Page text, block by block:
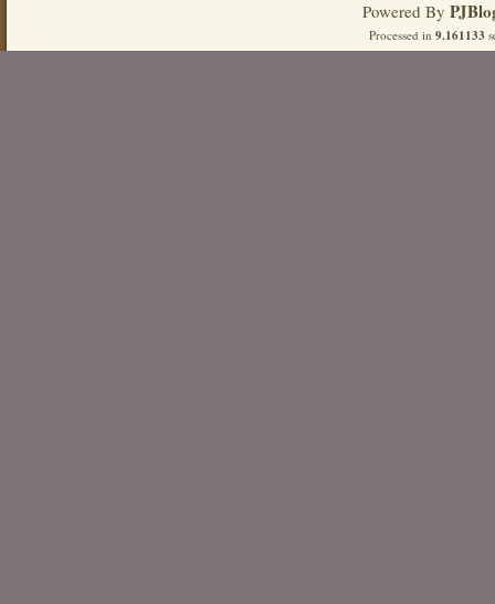
Powered By
Processed in 9.161133